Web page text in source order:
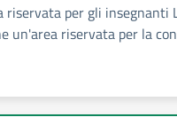
riservata per gli insegnanti
un'area riservata per la